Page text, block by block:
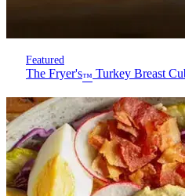
Featured
The Fryer's™ Turkey Breast